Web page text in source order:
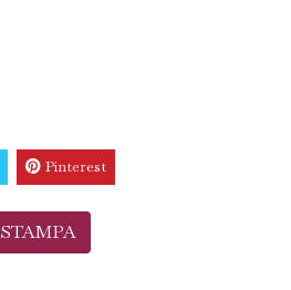
Pinterest
STAMPA